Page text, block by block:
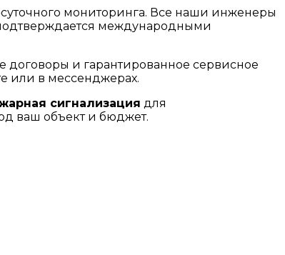
мониторинга. Все наши инженеры
международными
и гарантированное сервисное
или в мессенджерах.
сигнализация для
ваш объект и бюджет.